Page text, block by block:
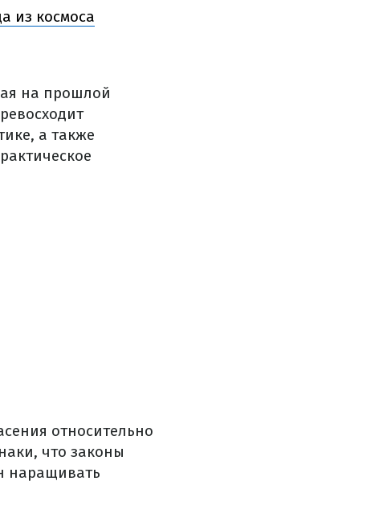
из космоса
на прошлой
а также
относительно
что законы
наращивать